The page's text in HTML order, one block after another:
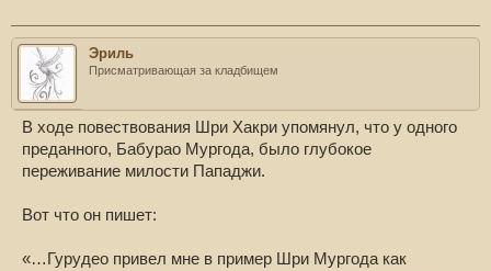
Эриль
Присматривающая за кладбищем
В ходе повествования Шри Хакри упомянул, что у одного
преданного, Бабурао Мургода, было глубокое
переживание милости Пападжи.
Вот что он пишет:
«…Гурудео привел мне в пример Шри Мургода как